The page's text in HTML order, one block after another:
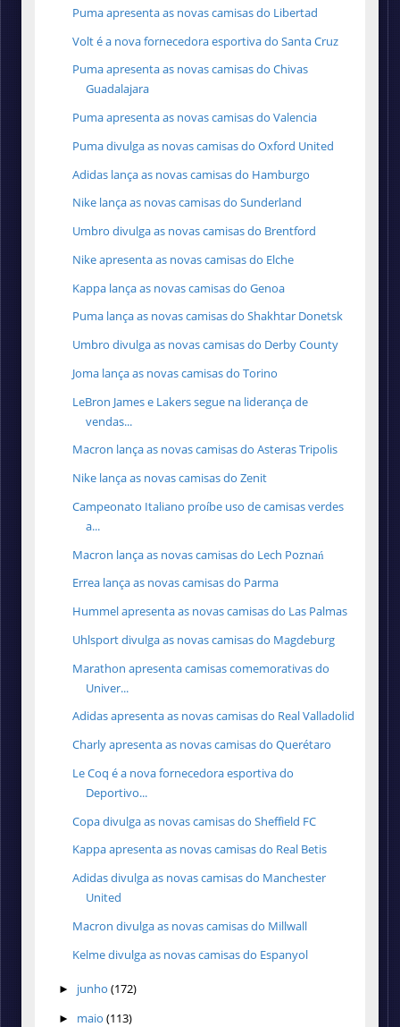
Puma apresenta as novas camisas do Libertad
Volt é a nova fornecedora esportiva do Santa Cruz
Puma apresenta as novas camisas do Chivas
Guadalajara
Puma apresenta as novas camisas do Valencia
Puma divulga as novas camisas do Oxford United
Adidas lança as novas camisas do Hamburgo
Nike lança as novas camisas do Sunderland
Umbro divulga as novas camisas do Brentford
Nike apresenta as novas camisas do Elche
Kappa lança as novas camisas do Genoa
Puma lança as novas camisas do Shakhtar Donetsk
Umbro divulga as novas camisas do Derby County
Joma lança as novas camisas do Torino
LeBron James e Lakers segue na liderança de
vendas...
Macron lança as novas camisas do Asteras Tripolis
Nike lança as novas camisas do Zenit
Campeonato Italiano proíbe uso de camisas verdes
a...
Macron lança as novas camisas do Lech Poznań
Errea lança as novas camisas do Parma
Hummel apresenta as novas camisas do Las Palmas
Uhlsport divulga as novas camisas do Magdeburg
Marathon apresenta camisas comemorativas do
Univer...
Adidas apresenta as novas camisas do Real Valladolid
Charly apresenta as novas camisas do Querétaro
Le Coq é a nova fornecedora esportiva do
Deportivo...
Copa divulga as novas camisas do Sheffield FC
Kappa apresenta as novas camisas do Real Betis
Adidas divulga as novas camisas do Manchester
United
Macron divulga as novas camisas do Millwall
Kelme divulga as novas camisas do Espanyol
► junho (172)
► maio (113)